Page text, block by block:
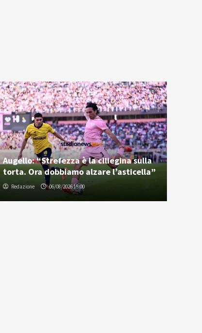
Augello: “Strefezza è la ciliegina sulla
torta. Ora dobbiamo alzare l’asticella”
Redazione 06/08/2026 15:00